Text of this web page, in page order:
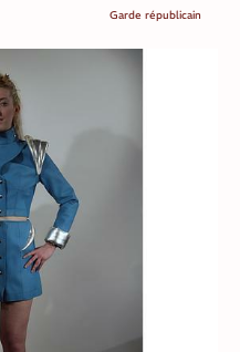
Garde républicain